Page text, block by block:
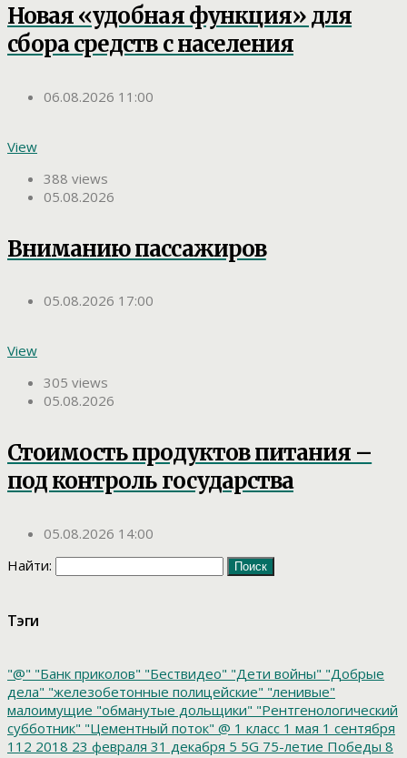
Новая «удобная функция» для
сбора средств с населения
06.08.2026 11:00
View
388 views
05.08.2026
Вниманию пассажиров
05.08.2026 17:00
View
305 views
05.08.2026
Стоимость продуктов питания –
под контроль государства
05.08.2026 14:00
Найти:
Тэги
"@" "Банк приколов" "Бествидео" "Дети войны" "Добрые
дела" "железобетонные полицейские" "ленивые"
малоимущие "обманутые дольщики" "Рентгенологический
субботник" "Цементный поток" @ 1 класс 1 мая 1 сентября
112 2018 23 февраля 31 декабря 5 5G 75-летие Победы 8